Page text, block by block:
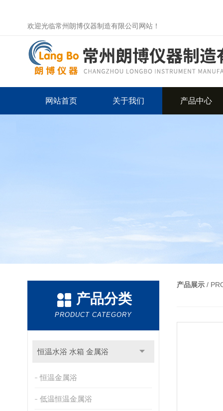
欢迎光临常州朗博仪器制造有限公司网站！
网站首页 关于我们 产品中心
产品分类
PRODUCT CATEGORY
恒温水浴 水箱 金属浴
恒温金属浴
低温恒温金属浴
产品展示 /